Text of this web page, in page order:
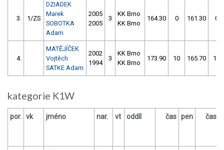
3. 1/ZS
DZIADEK
Marek
SOBOTKA
Adam
2005
2005
3
KK Brno
KK Brno
164.30 0 161.30 0
4.
MATĚJÍČEK
Vojtěch
SATKE Adam
2002
1994
3
KK Brno
KK Brno
173.90 10 165.70 12
kategorie K1W
por. vk jméno nar. vt oddíl čas pen čas